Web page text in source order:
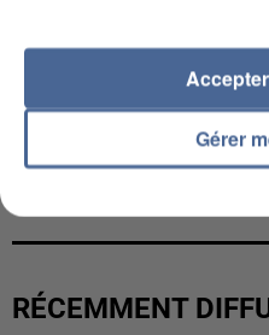
LES DONNÉES DE 300
RÉCEMMENT
Gérer